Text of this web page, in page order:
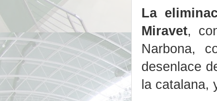
La
Miravet,
Narbona,
desenlace
la catalana,